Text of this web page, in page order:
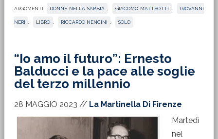
ARGOMENTI: DONNE NELLA SABBIA GIACOMO MATTEOTTI GIOVANNI
NERI LIBRO RICCARDO NENCINI SOLO
“Io amo il futuro”: Ernesto
Balducci e la pace alle soglie
del terzo millennio
28 MAGGIO 2023 // La Martinella Di Firenze
Martedì
nel